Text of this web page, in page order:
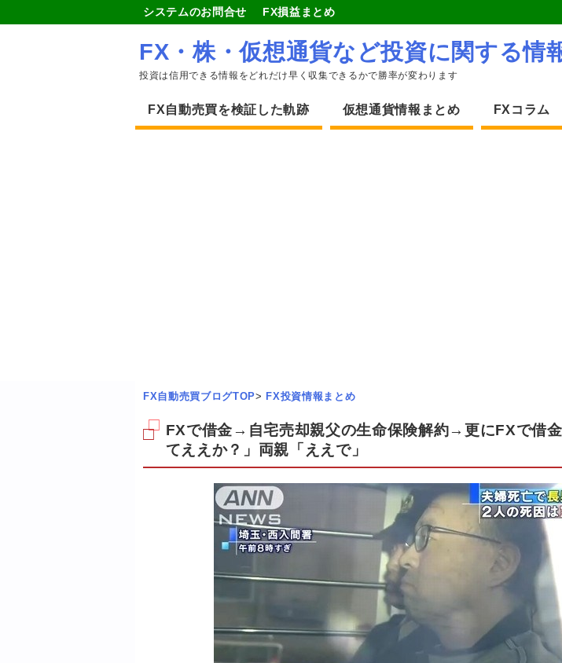
システムのお問合せ FX損益まとめ
FX・株・仮想通貨など投資に関する情
投資は信用できる情報をどれだけ早く収集できるかで勝率が変わります
FX自動売買を検証した軌跡 仮想通貨情報まとめ FXコラム
FX自動売買ブログTOP> FX投資情報まとめ
FXで借金→自宅売却親父の生命保険解約→更にFXで借
てええか？」両親「ええで」